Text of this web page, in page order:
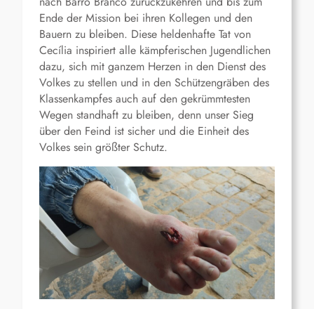
Ende der Mission bei ihren Kollegen und den
Bauern zu bleiben. Diese heldenhafte Tat von
Cecília inspiriert alle kämpferischen Jugendlichen
dazu, sich mit ganzem Herzen in den Dienst des
Volkes zu stellen und in den Schützengräben des
Klassenkampfes auch auf den gekrümmtesten
Wegen standhaft zu bleiben, denn unser Sieg
über den Feind ist sicher und die Einheit des
Volkes sein größter Schutz.